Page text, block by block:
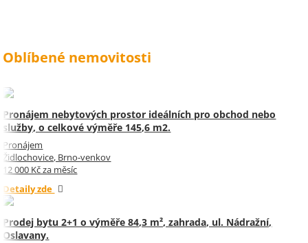
Oblíbené nemovitosti
Pronájem nebytových prostor ideálních pro obchod nebo
služby, o celkové výměře 145,6 m2.
Pronájem
Židlochovice, Brno-venkov
12 000 Kč za měsíc
Detaily zde
Prodej bytu 2+1 o výměře 84,3 m², zahrada, ul. Nádražní,
Oslavany.